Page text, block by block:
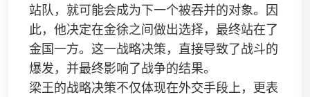
站队，就可能会成为下一个被吞并的对象。因
此，他决定在金徐之间做出选择，最终站在了
金国一方。这一战略决策，直接导致了战斗的
爆发，并最终影响了战争的结果。
梁王的战略决策不仅体现在外交手段上，更表